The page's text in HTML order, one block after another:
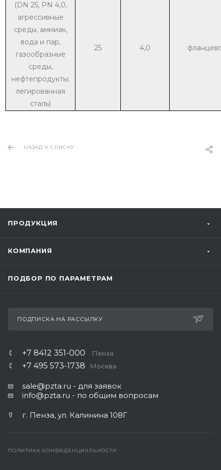
(DN 25, PN 4,0,
агрессивные
среды, аммиак,
вода и пар,
газообразные
среды,
нефтепродукты;
легированная
сталь)
25 4,0
НАЗАД К СПИСКУ
ПРОДУКЦИЯ
КОМПАНИЯ
ПОДБОР ПО ПАРАМЕТРАМ
ПОДПИСКА НА РАССЫЛКУ
+7 8412 351-000 Пенза
+7 495 573-1738 Москва
sale@pzta.ru - для заявок
info@pzta.ru - по общим вопросам
г. Пенза, ул. Калинина 108Г
ПОЛИТИКА КОНФИДЕНЦИАЛЬНОСТИ